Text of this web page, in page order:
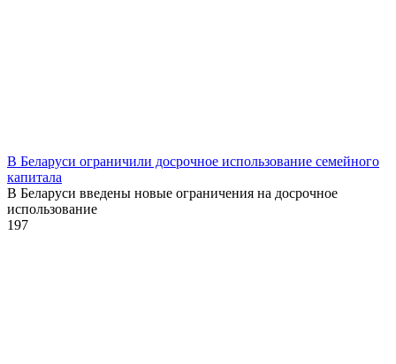
В Беларуси ограничили досрочное использование семейного
капитала
В Беларуси введены новые ограничения на досрочное
использование
197